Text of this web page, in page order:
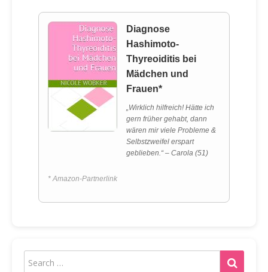
Diagnose
Hashimoto-
Thyreoiditis bei
Mädchen und
Frauen*
„Wirklich hilfreich! Hätte ich
gern früher gehabt, dann
wären mir viele Probleme &
Selbstzweifel erspart
geblieben.“ – Carola (51)
* Amazon-Partnerlink